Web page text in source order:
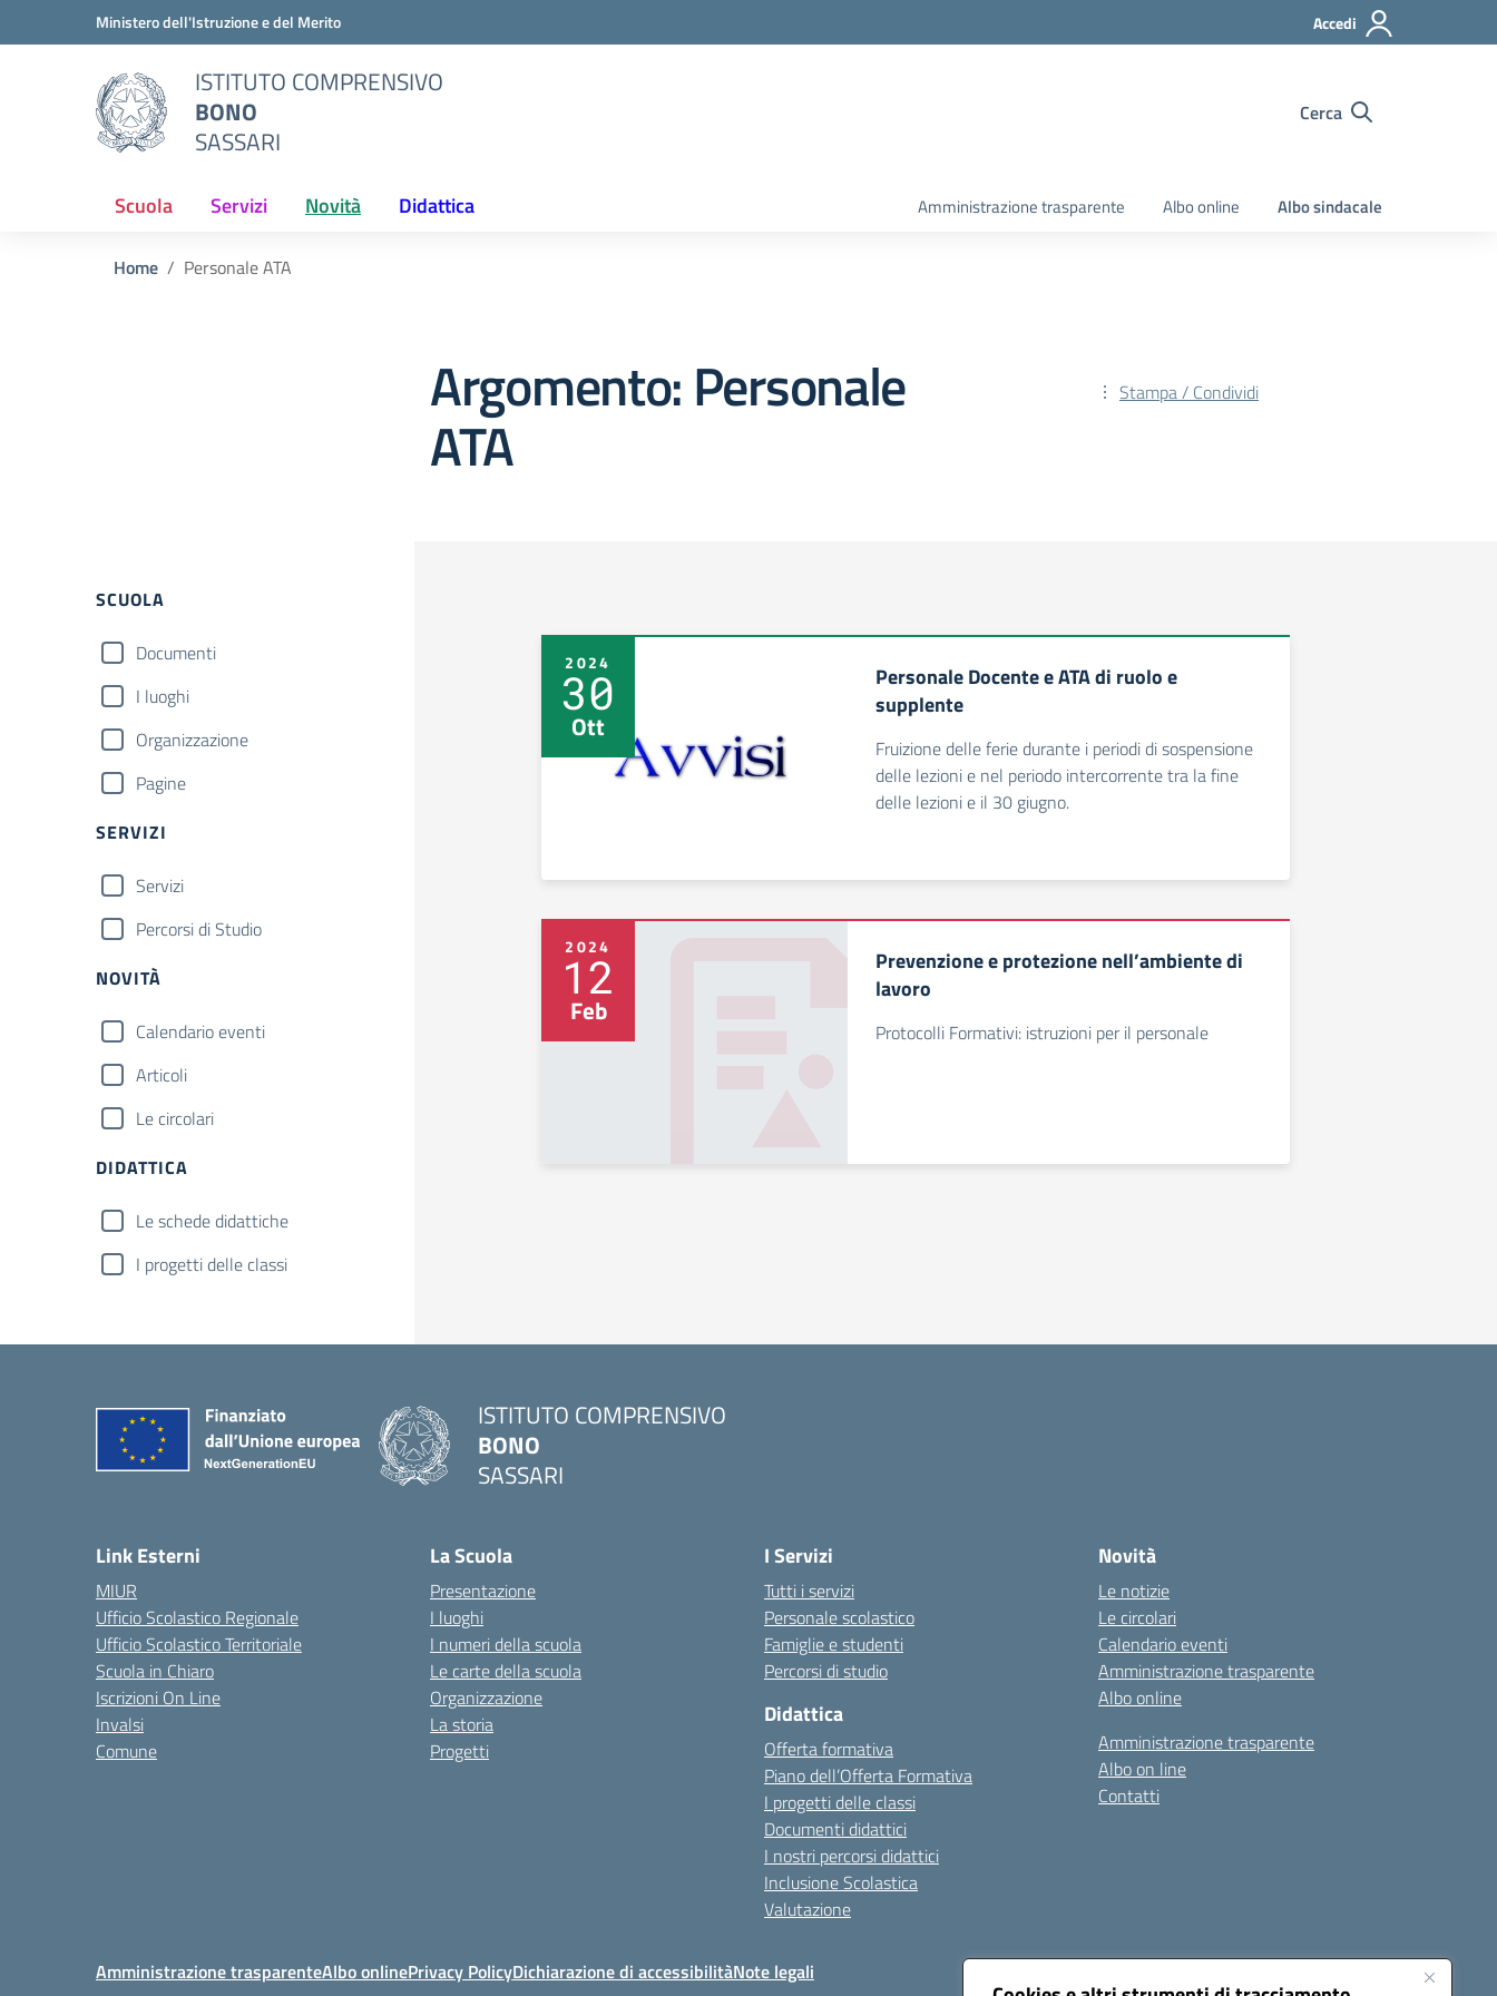
Vai ai contenuti
Vai al menu di navigazioneMinistero dell'Istruzione e del Merito Accedi
ISTITUTO COMPRENSIVO
BONO
SASSARI
Cerca
Scuola Servizi Novità Didattica Amministrazione trasparente Albo online Albo sindacale
Home Personale ATA
Argomento: Personale
ATA
Stampa / Condividi
Filtri
SCUOLA
Documenti
I luoghi
Organizzazione
Pagine
SERVIZI
Servizi
Percorsi di Studio
NOVITÀ
Calendario eventi
Articoli
Le circolari
DIDATTICA
Le schede didattiche
I progetti delle classi
2024
30
Ott
Personale Docente e ATA di ruolo e
supplente
Fruizione delle ferie durante i periodi di sospensione
delle lezioni e nel periodo intercorrente tra la fine
delle lezioni e il 30 giugno.
2024
12
Feb
Prevenzione e protezione nell’ambiente di
lavoro
Protocolli Formativi: istruzioni per il personale
ISTITUTO COMPRENSIVO
BONO
SASSARI
Link Esterni
MIUR
Ufficio Scolastico Regionale
Ufficio Scolastico Territoriale
Scuola in Chiaro
Iscrizioni On Line
Invalsi
Comune
La Scuola
Presentazione
I luoghi
I numeri della scuola
Le carte della scuola
Organizzazione
La storia
Progetti
I Servizi
Tutti i servizi
Personale scolastico
Famiglie e studenti
Percorsi di studio
Didattica
Offerta formativa
Piano dell’Offerta Formativa
I progetti delle classi
Documenti didattici
I nostri percorsi didattici
Inclusione Scolastica
Valutazione
Novità
Le notizie
Le circolari
Calendario eventi
Amministrazione trasparente
Albo online
Amministrazione trasparente
Albo on line
Contatti
Amministrazione trasparenteAlbo onlinePrivacy PolicyDichiarazione di accessibilitàNote legali